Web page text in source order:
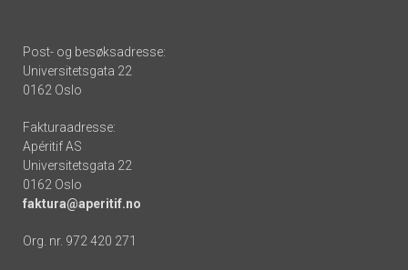
Post- og besøksadresse:
Universitetsgata 22
0162 Oslo
Fakturaadresse:
Apéritif AS
Universitetsgata 22
0162 Oslo
faktura@aperitif.no
Org. nr. 972 420 271